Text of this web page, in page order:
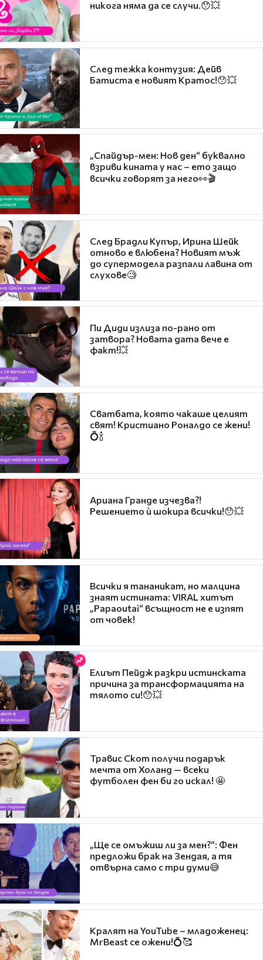
никога няма да се случи.😯💥
След тежка контузия: Дейв
Батиста е новият Кратос!😯💥
„Спайдър-мен: Нов ден“ буквално
взриви кината у нас – ето защо
всички говорят за него👀🎬
След Брадли Купър, Ирина Шейк
отново е влюбена? Новият мъж
до супермодела разпали лавина от
слухове🧐
Пи Диди излиза по-рано от
затвора? Новата дата вече е
факт!💥
Сватбата, която чакаше целият
свят! Кристиано Роналдо се жени!
💍🍾
Ариана Гранде изчезва?!
Решението ѝ шокира всички!😯💥
Всички я тананикат, но малцина
знаят истината: VIRAL хитът
„Papaoutai“ всъщност не е изпят
от човек!
Елиът Пейдж разкри истинската
причина за трансформацията на
тялото си!😯💥
Травис Скот получи подарък
мечта от Холанд — всеки
футболен фен би го искал! 🤩
„Ще се омъжиш ли за мен?“: Фен
предложи брак на Зендая, а тя
отвърна само с три думи😅
Кралят на YouTube – младоженец:
MrBeast се ожени!💍🥰